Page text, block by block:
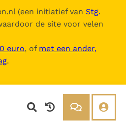
(een initiatief van Stg.
de site voor velen
euro, of met een ander,
.
van het
gezinnen